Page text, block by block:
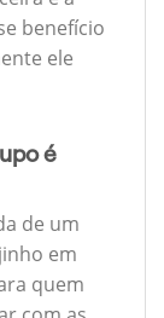
benefício
ele
é
de um
em
quem